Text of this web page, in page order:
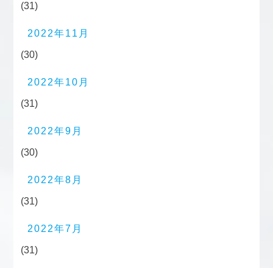
(31)
2022年11月
(30)
2022年10月
(31)
2022年9月
(30)
2022年8月
(31)
2022年7月
(31)